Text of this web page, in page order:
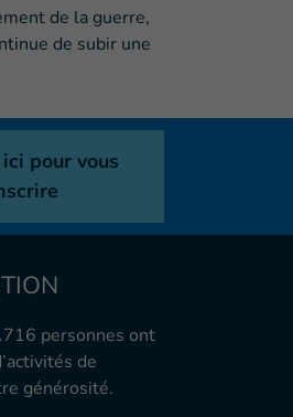
de la guerre,
de subir une
pour vous
personnes ont
de
générosité.